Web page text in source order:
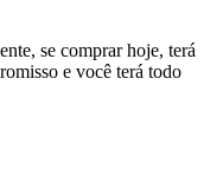
se comprar hoje, terá
e você terá todo